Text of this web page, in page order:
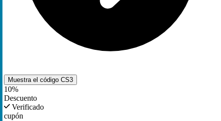
Muestra el código CS3
10%
Descuento
Verificado
cupón